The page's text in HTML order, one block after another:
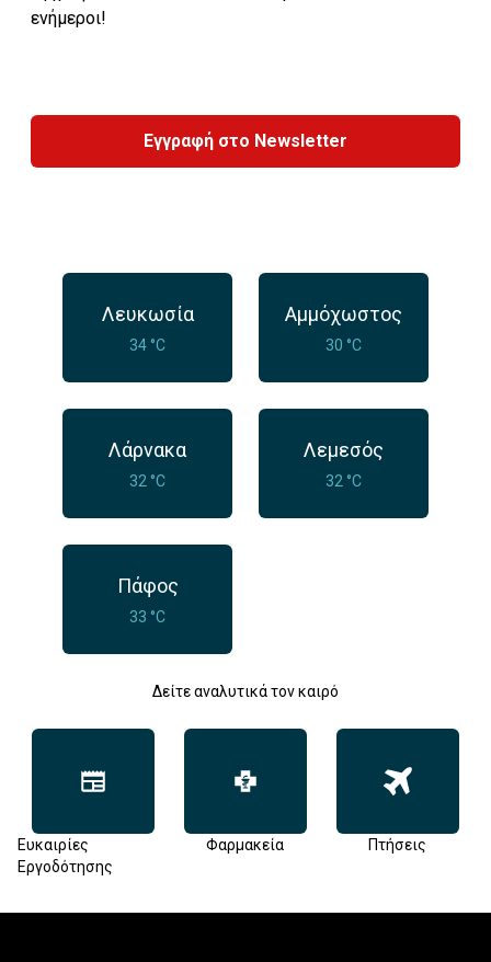
ενήμεροι!
Εγγραφή στο Newsletter
Λευκωσία
34 °C
Αμμόχωστος
30 °C
Λάρνακα
32 °C
Λεμεσός
32 °C
Πάφος
33 °C
Δείτε αναλυτικά τον καιρό
Ευκαιρίες
Εργοδότησης
Φαρμακεία Πτήσεις